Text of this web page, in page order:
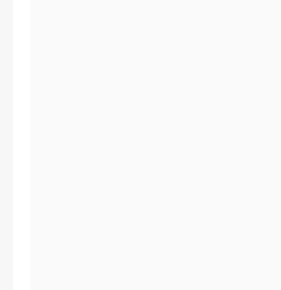
والذين رُبَّما يفِدُون
التجارة، فكانت هذه
وكان ردُّ القرآن
وقادرًا على أن يصِل
أنه سيأتي اليوم الذي